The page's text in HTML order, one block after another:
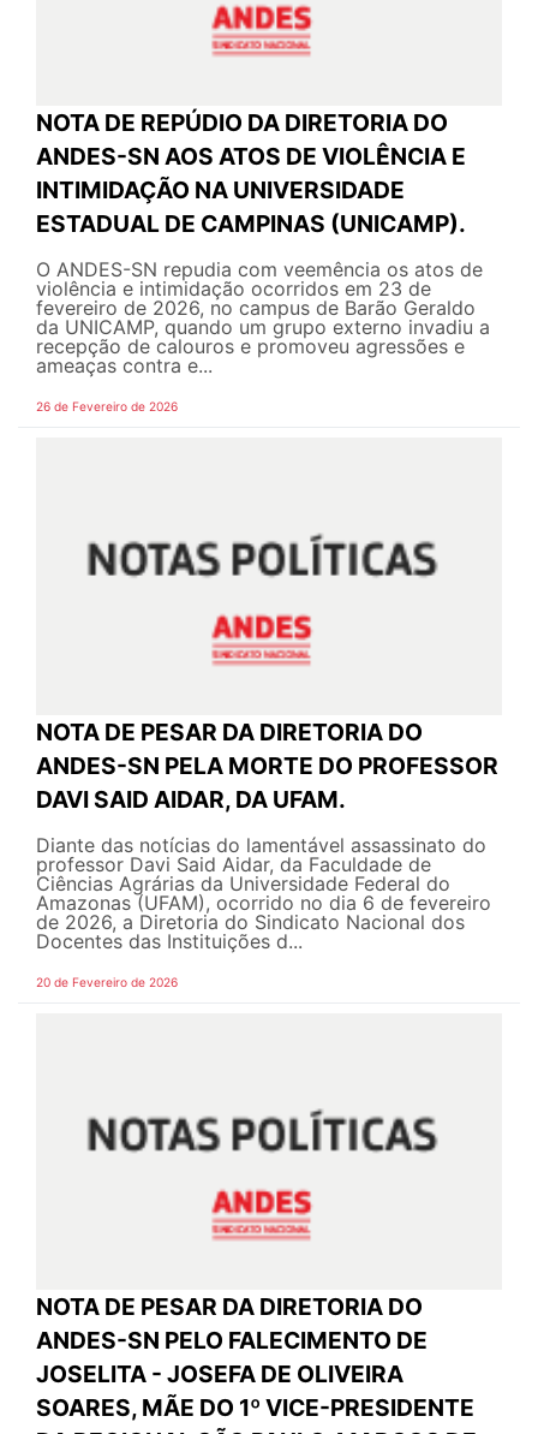
NOTA DE REPÚDIO DA DIRETORIA DO
ANDES-SN AOS ATOS DE VIOLÊNCIA E
INTIMIDAÇÃO NA UNIVERSIDADE
ESTADUAL DE CAMPINAS (UNICAMP).
O ANDES-SN repudia com veemência os atos de
violência e intimidação ocorridos em 23 de
fevereiro de 2026, no campus de Barão Geraldo
da UNICAMP, quando um grupo externo invadiu a
recepção de calouros e promoveu agressões e
ameaças contra e...
26 de Fevereiro de 2026
NOTA DE PESAR DA DIRETORIA DO
ANDES-SN PELA MORTE DO PROFESSOR
DAVI SAID AIDAR, DA UFAM.
Diante das notícias do lamentável assassinato do
professor Davi Said Aidar, da Faculdade de
Ciências Agrárias da Universidade Federal do
Amazonas (UFAM), ocorrido no dia 6 de fevereiro
de 2026, a Diretoria do Sindicato Nacional dos
Docentes das Instituições d...
20 de Fevereiro de 2026
NOTA DE PESAR DA DIRETORIA DO
ANDES-SN PELO FALECIMENTO DE
JOSELITA - JOSEFA DE OLIVEIRA
SOARES, MÃE DO 1º VICE-PRESIDENTE